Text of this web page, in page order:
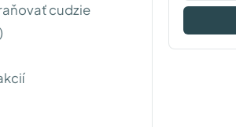
cudzie